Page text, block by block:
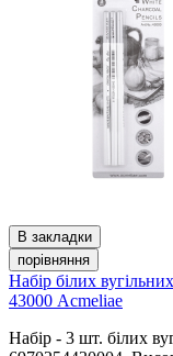
В закладки
порівняння
Набір білих
43000 Acmeliae
Набір - 3 шт. білих